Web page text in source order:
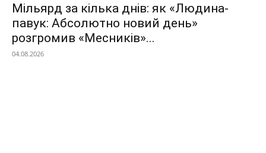
Мільярд за кілька днів: як «Людина-
павук: Абсолютно новий день»
розгромив «Месників»...
04.08.2026